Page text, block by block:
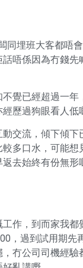
同埋班大客都唔
唔係因為冇錢
覺已經超過一
歷過狗眼看人低
交流，傾下傾
多口水，可能
去始終有份無形
作，到而家我
，過到試用期
冇公司司機經